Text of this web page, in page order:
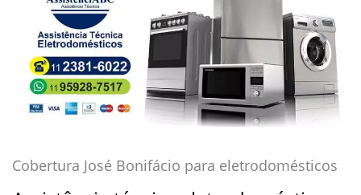
Cobertura José Bonifácio para eletrodomésticos